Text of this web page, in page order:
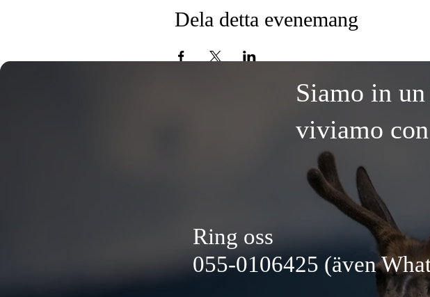
Dela detta evenemang
Siamo in
viviamo
Ring oss
055-0106425 (även